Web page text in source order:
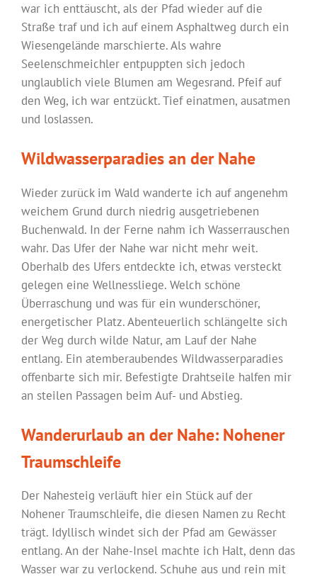
war ich enttäuscht, als der Pfad wieder auf die
Straße traf und ich auf einem Asphaltweg durch ein
Wiesengelände marschierte. Als wahre
Seelenschmeichler entpuppten sich jedoch
unglaublich viele Blumen am Wegesrand. Pfeif auf
den Weg, ich war entzückt. Tief einatmen, ausatmen
und loslassen.
Wildwasserparadies an der Nahe
Wieder zurück im Wald wanderte ich auf angenehm
weichem Grund durch niedrig ausgetriebenen
Buchenwald. In der Ferne nahm ich Wasserrauschen
wahr. Das Ufer der Nahe war nicht mehr weit.
Oberhalb des Ufers entdeckte ich, etwas versteckt
gelegen eine Wellnessliege. Welch schöne
Überraschung und was für ein wunderschöner,
energetischer Platz. Abenteuerlich schlängelte sich
der Weg durch wilde Natur, am Lauf der Nahe
entlang. Ein atemberaubendes Wildwasserparadies
offenbarte sich mir. Befestigte Drahtseile halfen mir
an steilen Passagen beim Auf- und Abstieg.
Wanderurlaub an der Nahe: Nohener
Traumschleife
Der Nahesteig verläuft hier ein Stück auf der
Nohener Traumschleife, die diesen Namen zu Recht
trägt. Idyllisch windet sich der Pfad am Gewässer
entlang. An der Nahe-Insel machte ich Halt, denn das
Wasser war zu verlockend. Schuhe aus und rein mit